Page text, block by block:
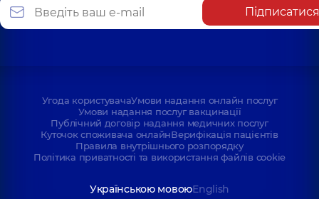
Підписатися
Угода користувачаУмови надання онлайн послуг
Умови надання послуг вакцинації
Публічний договір надання медичних послуг
Куточок споживача онлайнВерифікація пацієнтів
Правила внутрішнього розпорядку
Політика приватності та використання файлів cookie
Українською мовоюEnglish